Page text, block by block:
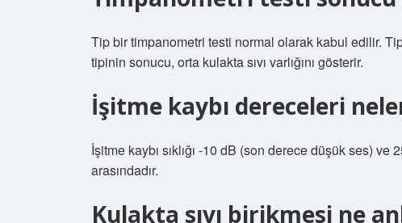
Tip bir timpanometri testi normal olarak kabul edilir.
tipinin sonucu, orta kulakta sıvı varlığını gösterir.
İşitme kaybı dereceleri
İşitme kaybı sıklığı -10 dB (son derece düşük ses)
arasındadır.
Kulakta sıvı birikmesi ne